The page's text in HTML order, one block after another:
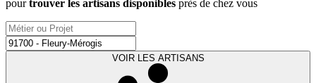
pourtrouver les artisans disponibles près de chez vous